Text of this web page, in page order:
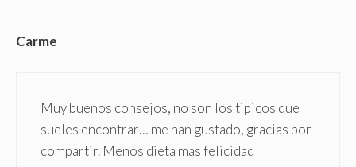
Carme
Muy buenos consejos, no son los tipicos que
sueles encontrar… me han gustado, gracias por
compartir. Menos dieta mas felicidad